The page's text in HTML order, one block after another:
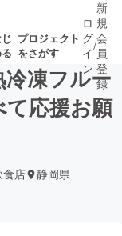
プロジェクト
をさがす
近いプ
ロ
グ
イ
ン
/
新
規
会
員
登
録
凍フルー
応援お願
食店 静岡県